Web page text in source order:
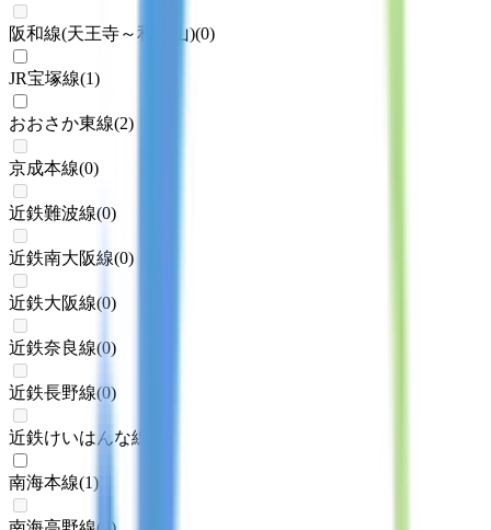
阪和線(天王寺～和歌山)(0)
JR宝塚線(1)
おおさか東線(2)
京成本線(0)
近鉄難波線(0)
近鉄南大阪線(0)
近鉄大阪線(0)
近鉄奈良線(0)
近鉄長野線(0)
近鉄けいはんな線
南海本線(1)